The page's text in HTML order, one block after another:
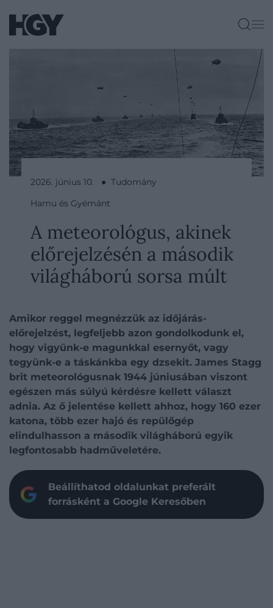
2026. június 10. ● Tudomány
Hamu és Gyémánt
A meteorológus, akinek
előrejelzésén a második
világháború sorsa múlt
Amikor reggel megnézzük az időjárás-
előrejelzést, legfeljebb azon gondolkodunk el,
hogy vigyünk-e magunkkal esernyőt, vagy
tegyünk-e a táskánkba egy dzsekit. James Stagg
brit meteorológusnak 1944 júniusában viszont
egészen más súlyú kérdésre kellett választ
adnia. Az ő jelentése kellett ahhoz, hogy 160 ezer
katona, több ezer hajó és repülőgép
elindulhasson a második világháború egyik
legfontosabb hadműveletére.
Beállíthatod oldalunkat preferált
forrásként a Google Keresőben